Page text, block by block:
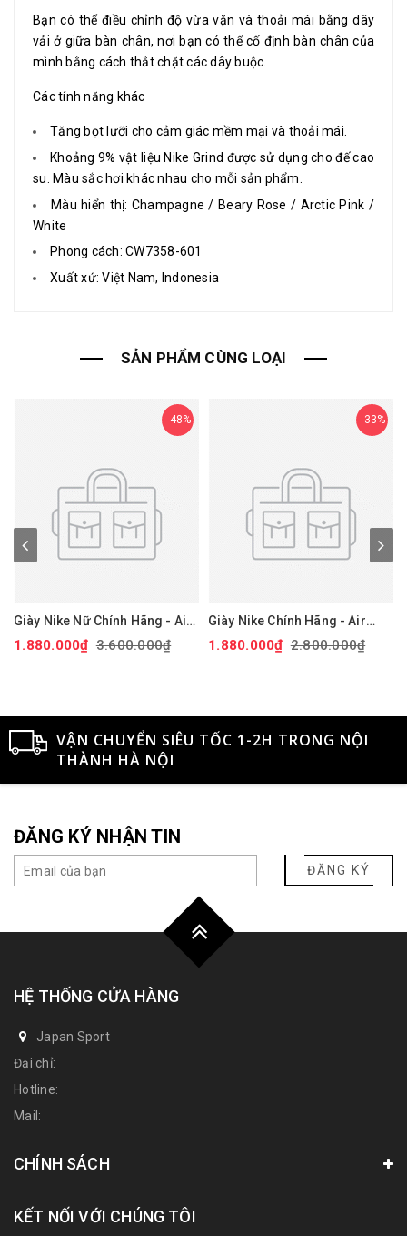
Bạn có thể điều chỉnh độ vừa vặn và thoải mái bằng dây
vải ở giữa bàn chân, nơi bạn có thể cố định bàn chân của
mình bằng cách thắt chặt các dây buộc.
Các tính năng khác
Tăng bọt lưỡi cho cảm giác mềm mại và thoải mái.
Khoảng 9% vật liệu Nike Grind được sử dụng cho đế cao
su. Màu sắc hơi khác nhau cho mỗi sản phẩm.
Màu hiển thị: Champagne / Beary Rose / Arctic Pink /
White
Phong cách: CW7358-601
Xuất xứ: Việt Nam, Indonesia
SẢN PHẨM CÙNG LOẠI
48%
Giày Nike Nữ Chính Hãng - Air
Force 1 '07 Next Nature - Màu
hồng | JapanSport DV3808-
1.880.000₫ 3.600.000₫
33%
Giày Nike Chính Hãng - Air
Force 1 GS 'White Black' -
Đen/trắng/vàng | JapanSport
1.880.000₫ 2.800.000₫
VẬN CHUYỂN SIÊU TỐC 1-2H TRONG NỘI
THÀNH HÀ NỘI
ĐĂNG KÝ NHẬN TIN
ĐĂNG KÝ
HỆ THỐNG CỬA HÀNG
Japan Sport
Đại chỉ:
Hotline:
Mail:
CHÍNH SÁCH
KẾT NỐI VỚI CHÚNG TÔI